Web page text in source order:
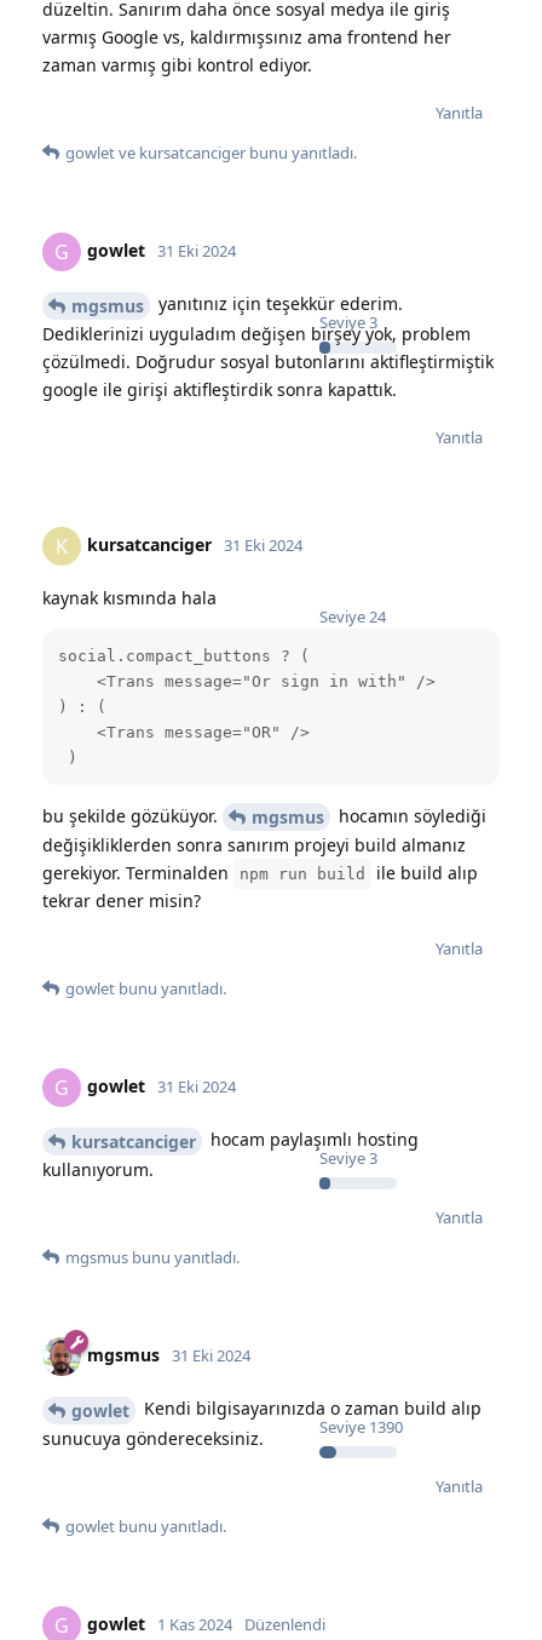
düzeltin. Sanırım daha önce sosyal medya ile giriş
varmış Google vs, kaldırmışsınız ama frontend her
zaman varmış gibi kontrol ediyor.
Yanıtla
gowletve kursatcanciger bunu yanıtladı.
G gowlet
Seviye3
31 Eki 2024
mgsmus
yanıtınız için teşekkür ederim.
Dediklerinizi uyguladım değişen birşey yok, problem
çözülmedi. Doğrudur sosyal butonlarını aktifleştirmiştik
google ile girişi aktifleştirdik sonra kapattık.
Yanıtla
K kursatcanciger
Seviye24
31 Eki 2024
kaynak kısmında hala
social.compact_buttons ? (
    <Trans message="Or sign in with" />
) : (
    <Trans message="OR" />
)
bu şekilde gözüküyor. mgsmus
hocamın söylediği
değişikliklerden sonra sanırım projeyi build almanız
gerekiyor. Terminalden
npm run build
ile build alıp
tekrar dener misin?
Yanıtla
gowlet bunu yanıtladı.
G gowlet
Seviye3
31 Eki 2024
kursatcanciger
hocam paylaşımlı hosting
kullanıyorum.
Yanıtla
mgsmus bunu yanıtladı.
mgsmus
Seviye 1390
31 Eki 2024
gowlet
Kendi bilgisayarınızda o zaman build alıp
sunucuya göndereceksiniz.
Yanıtla
gowlet bunu yanıtladı.
G gowlet 1 Kas 2024 Düzenlendi